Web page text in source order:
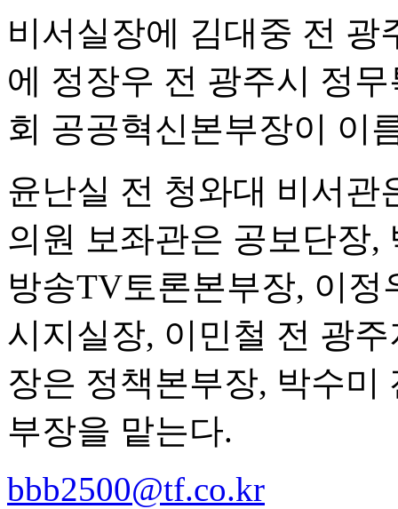
비서실장에 김대중 전
에 정장우 전 광주시 정
회 공공혁신본부장이 이
윤난실 전 청와대 비서관
의원 보좌관은 공보단장,
방송TV토론본부장, 이
시지실장, 이민철 전 광
장은 정책본부장, 박수미
부장을 맡는다.
bbb2500@tf.co.kr